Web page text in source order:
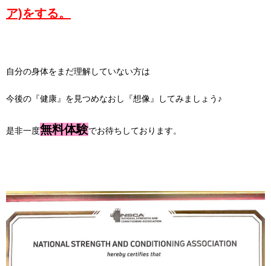
ア)をする。
自分の身体をまだ理解していない方は
今後の『健康』を見つめなおし『想像』してみましょう♪
是非一度無料体験でお待ちしております。